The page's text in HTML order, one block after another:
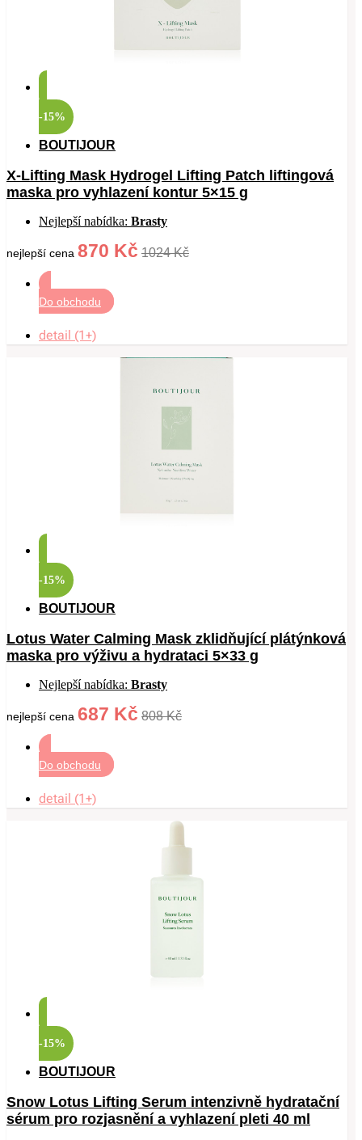
-15%
BOUTIJOUR
X-Lifting Mask Hydrogel Lifting Patch liftingová
maska pro vyhlazení kontur 5×15 g
Nejlepší nabídka: Brasty
nejlepší cena 870 Kč 1024 Kč
Do obchodu
detail (1+)
-15%
BOUTIJOUR
Lotus Water Calming Mask zklidňující plátýnková
maska pro výživu a hydrataci 5×33 g
Nejlepší nabídka: Brasty
nejlepší cena 687 Kč 808 Kč
Do obchodu
detail (1+)
-15%
BOUTIJOUR
Snow Lotus Lifting Serum intenzivně hydratační
sérum pro rozjasnění a vyhlazení pleti 40 ml